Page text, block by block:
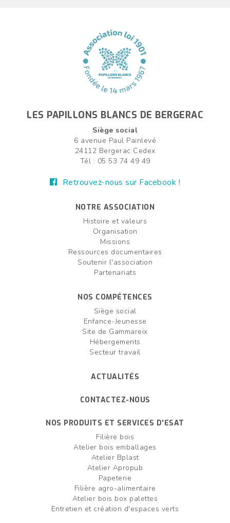
LES PAPILLONS BLANCS DE BERGERAC
Siège social
6 avenue Paul Painlevé
24112 Bergerac Cedex
Tél : 05 53 74 49 49
Retrouvez-nous sur Facebook !
NOTRE ASSOCIATION
Histoire et valeurs
Organisation
Missions
Ressources documentaires
Soutenir l'association
Partenariats
NOS COMPÉTENCES
Siège social
Enfance-Jeunesse
Site de Gammareix
Hébergements
Secteur travail
ACTUALITÉS
CONTACTEZ-NOUS
NOS PRODUITS ET SERVICES D'ESAT
Filière bois
Atelier bois emballages
Atelier Bplast
Atelier Apropub
Papeterie
Filière agro-alimentaire
Atelier bois box palettes
Entretien et création d'espaces verts